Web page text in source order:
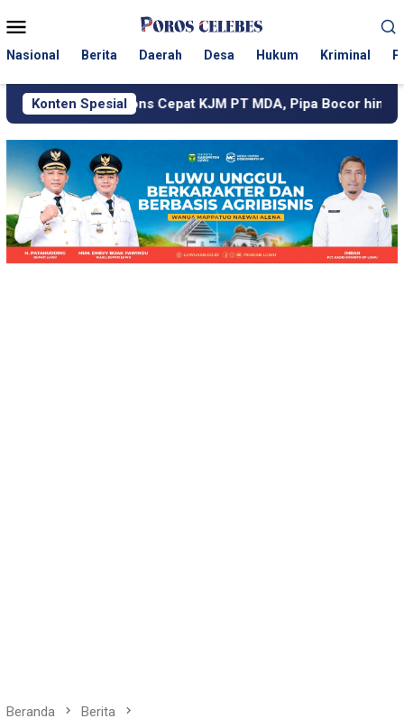
ke
Mobile
Nasional Berita Daerah Desa Hukum Kriminal
Konten Spesial
Cepat KJM PT MDA, Pipa Bocor hingga Jalan Berdebu
Beranda Berita